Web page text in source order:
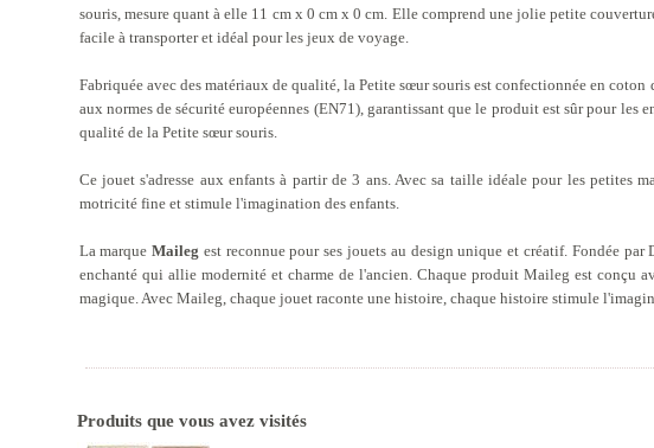
souris, mesure quant à elle 11 cm x 0 cm x 0 cm. Elle comprend une jolie petite
facile à transporter et idéal pour les jeux de voyage.
Fabriquée avec des matériaux de qualité, la Petite sœur souris est confectionnée en
aux normes de sécurité européennes (EN71), garantissant que le produit est sûr pour
qualité de la Petite sœur souris.
Ce jouet s'adresse aux enfants à partir de 3 ans. Avec sa taille idéale pour les petites
motricité fine et stimule l'imagination des enfants.
La marqueMaileg est reconnue pour ses jouets au design unique et créatif. Fondée
enchanté qui allie modernité et charme de l'ancien. Chaque produit Maileg est conçu
magique. Avec Maileg, chaque jouet raconte une histoire, chaque histoire stimule
Produits que vous avez visités